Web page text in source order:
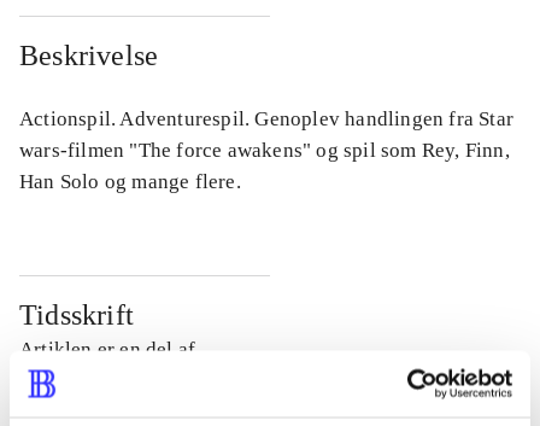
Beskrivelse
Actionspil. Adventurespil. Genoplev handlingen fra Star
wars-filmen "The force awakens" og spil som Rey, Finn,
Han Solo og mange flere.
Tidsskrift
Artiklen er en del af